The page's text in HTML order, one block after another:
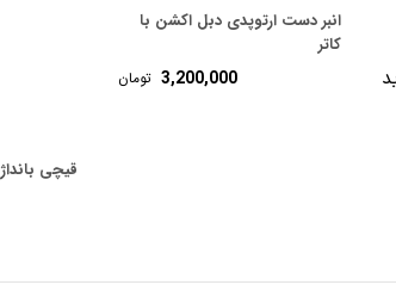
انبر دست ارتوپدی دبل اکشن با
کاتر
3,200,000 تومان
قیچی بانداژ